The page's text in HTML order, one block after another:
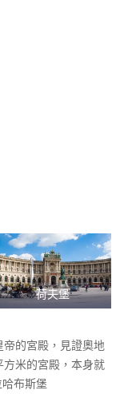
荷夫堡
的宮殿，見證奧地
米的宮殿，本身就
布斯堡